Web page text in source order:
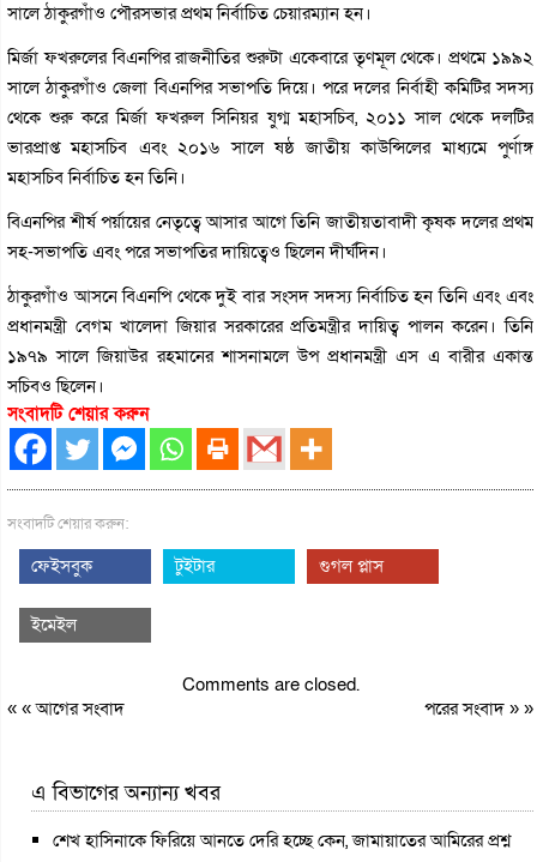
সালে ঠাকুরগাঁও পৌরসভার প্রথম নির্বাচিত চেয়ারম্যান হন।
মির্জা ফখরুলের বিএনপির রাজনীতির শুরুটা একেবারে তৃণমূল থেকে। প্রথমে ১৯৯২
সালে ঠাকুরগাঁও জেলা বিএনপির সভাপতি দিয়ে। পরে দলের নির্বাহী কমিটির সদস্য
থেকে শুরু করে মির্জা ফখরুল সিনিয়র যুগ্ম মহাসচিব, ২০১১ সাল থেকে দলটির
ভারপ্রাপ্ত মহাসচিব এবং ২০১৬ সালে ষষ্ঠ জাতীয় কাউন্সিলের মাধ্যমে পুর্ণাঙ্গ
মহাসচিব নির্বাচিত হন তিনি।
বিএনপির শীর্ষ পর্য়ায়ের নেতৃত্বে আসার আগে তিনি জাতীয়তাবাদী কৃষক দলের প্রথম
সহ-সভাপতি এবং পরে সভাপতির দায়িত্বেও ছিলেন দীর্ঘদিন।
ঠাকুরগাঁও আসনে বিএনপি থেকে দুই বার সংসদ সদস্য নির্বাচিত হন তিনি এবং এবং
প্রধানমন্ত্রী বেগম খালেদা জিয়ার সরকারের প্রতিমন্ত্রীর দায়িত্ব পালন করেন। তিনি
১৯৭৯ সালে জিয়াউর রহমানের শাসনামলে উপ প্রধানমন্ত্রী এস এ বারীর একান্ত
সচিবও ছিলেন।
সংবাদটি শেয়ার করুন
সংবাদটি শেয়ার করুন:
ফেইসবুক টুইটার গুগল প্লাস
ইমেইল
Comments are closed.
« «আগের সংবাদ পরের সংবাদ» »
এ বিভাগের অন্যান্য খবর
শেখ হাসিনাকে ফিরিয়ে আনতে দেরি হচ্ছে কেন, জামায়াতের আমিরের প্রশ্ন